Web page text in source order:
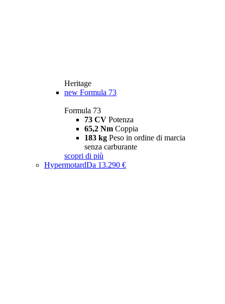
Heritage
new Formula 73
Formula 73
73 CV Potenza
65,2 Nm Coppia
183 kg Peso in ordine di marcia
senza carburante
scopri di più
HypermotardDa 13.290 €